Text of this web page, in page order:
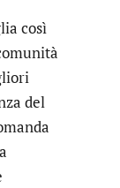
così
del